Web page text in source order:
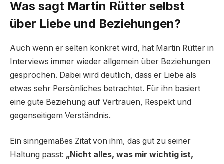
Was sagt Martin Rütter selbst
über Liebe und Beziehungen?
Auch wenn er selten konkret wird, hat Martin Rütter in
Interviews immer wieder allgemein über Beziehungen
gesprochen. Dabei wird deutlich, dass er Liebe als
etwas sehr Persönliches betrachtet. Für ihn basiert
eine gute Beziehung auf Vertrauen, Respekt und
gegenseitigem Verständnis.
Ein sinngemäßes Zitat von ihm, das gut zu seiner
Haltung passt: „Nicht alles, was mir wichtig ist,